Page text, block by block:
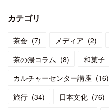
カテゴリ
茶会 (7) メディア (2)
茶の湯コラム (8) 和菓子
カルチャーセンター講座 (16)
旅行 (34) 日本文化 (76)